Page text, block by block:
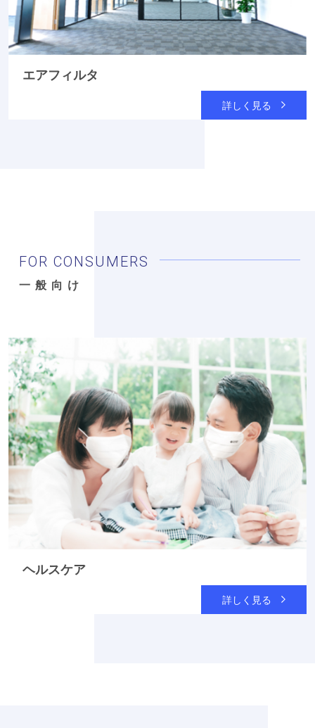
エアフィルタ
詳しく見る
FOR CONSUMERS
一般向け
ヘルスケア
詳しく見る